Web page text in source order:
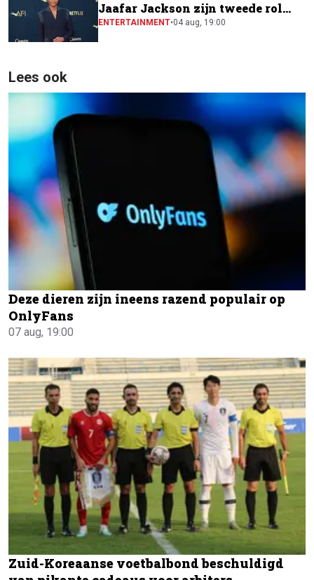
Jaafar Jackson zijn tweede rol
naast Will Smith
ENTERTAINMENT•04 aug, 19:00
Lees ook
Deze dieren zijn ineens razend populair op
OnlyFans
07 aug, 19:00
Zuid-Koreaanse voetbalbond beschuldigd